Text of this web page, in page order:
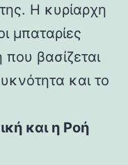
Η κυρίαρχη
μπαταρίες
που βασίζεται
και το
και η Ροή